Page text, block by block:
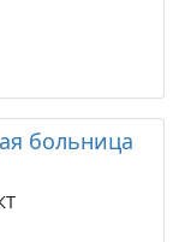
больница